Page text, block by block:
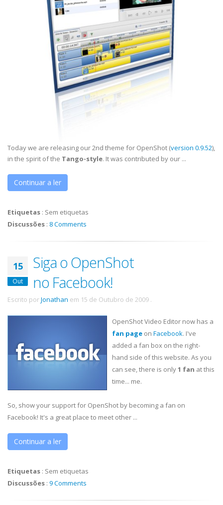
Today we are releasing our 2nd theme for OpenShot (version 0.9.52),
in the spirit of the Tango-style. It was contributed by our ...
Continuar a ler
Etiquetas : Sem etiquetas
Discussões : 8 Comments
15
Out
Siga o OpenShot
no Facebook!
Escrito porJonathan em 15 de Outubro de 2009 .
OpenShot Video Editor now has a
fan page on Facebook. I've
added a fan box on the right-
hand side of this website. As you
can see, there is only1 fan at this
time... me.
So, show your support for OpenShot by becoming a fan on
Facebook! It's a great place to meet other ...
Continuar a ler
Etiquetas : Sem etiquetas
Discussões : 9 Comments